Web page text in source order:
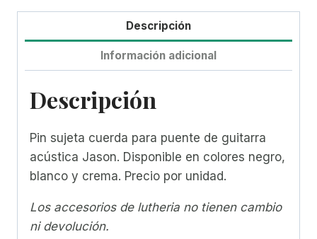
Descripción
Información adicional
Descripción
Pin sujeta cuerda para puente de guitarra
acústica Jason. Disponible en colores negro,
blanco y crema. Precio por unidad.
Los accesorios de lutheria no tienen cambio
ni devolución.